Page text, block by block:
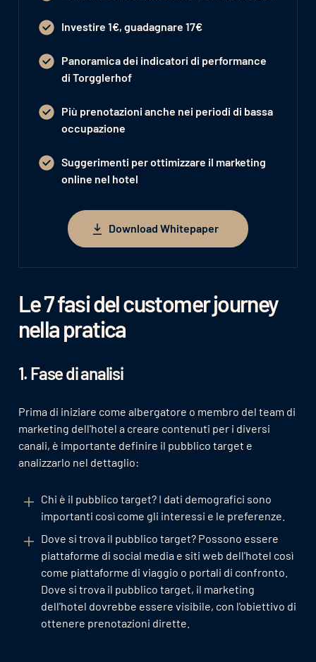
Le 7 fasi del customer journey
nella pratica
1. Fase di analisi
Prima di iniziare come albergatore o membro del team di
marketing dell'hotel a creare contenuti per i diversi
canali, è importante definire il pubblico target e
analizzarlo nel dettaglio:
Chi è il pubblico target? I dati demografici sono
importanti così come gli interessi e le preferenze.
Dove si trova il pubblico target? Possono essere
piattaforme di social media e siti web dell'hotel così
come piattaforme di viaggio o portali di confronto.
Dove si trova il pubblico target, il marketing
dell'hotel dovrebbe essere visibile, con l'obiettivo di
ottenere prenotazioni dirette.
Investire 1€, guadagnare 17€
Panoramica dei indicatori di performance
di Torgglerhof
Più prenotazioni anche nei periodi di bassa
occupazione
Suggerimenti per ottimizzare il marketing
online nel hotel
Download Whitepaper
Download Whitepaper